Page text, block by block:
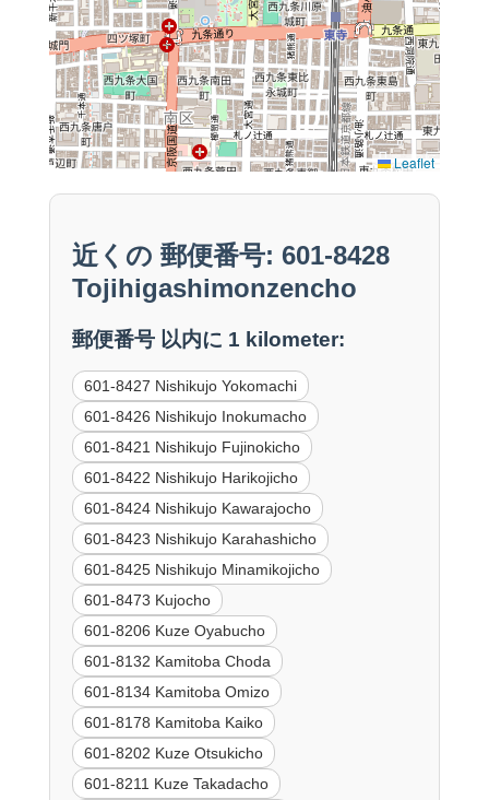
Leaflet
近くの 郵便番号: 601-8428
Tojihigashimonzencho
郵便番号 以内に 1 kilometer:
601-8427 Nishikujo Yokomachi
601-8426 Nishikujo Inokumacho
601-8421 Nishikujo Fujinokicho
601-8422 Nishikujo Harikojicho
601-8424 Nishikujo Kawarajocho
601-8423 Nishikujo Karahashicho
601-8425 Nishikujo Minamikojicho
601-8473 Kujocho
601-8206 Kuze Oyabucho
601-8132 Kamitoba Choda
601-8134 Kamitoba Omizo
601-8178 Kamitoba Kaiko
601-8202 Kuze Otsukicho
601-8211 Kuze Takadacho